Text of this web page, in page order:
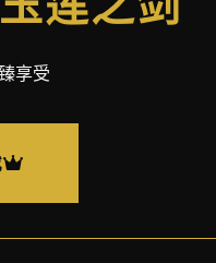
享受